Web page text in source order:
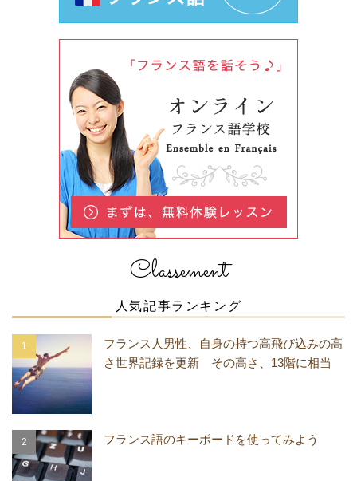
Classement
人気記事ランキング
フランス人男性、自身の持つ高飛び込みの高
さ世界記録を更新 その高さ、13階に相当
フランス語のキーボードを使ってみよう